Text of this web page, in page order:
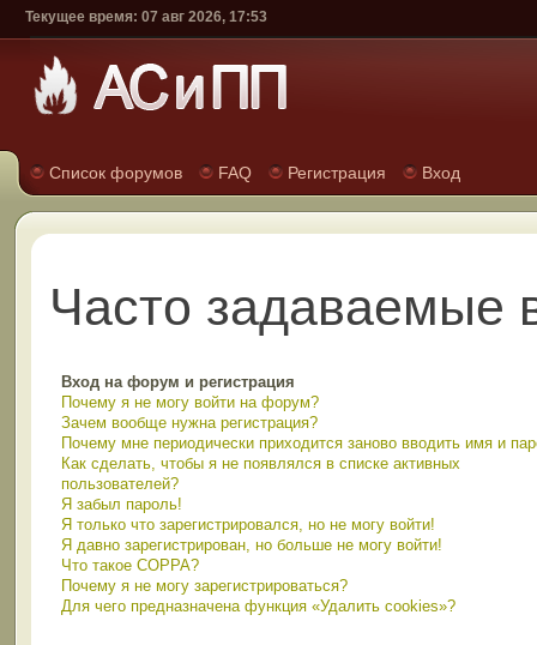
Текущее время: 07 авг 2026, 17:53
Список форумов FAQ Регистрация Вход
Часто задаваемые
Вход на форум и регистрация
Почему я не могу войти на форум?
Зачем вообще нужна регистрация?
Почему мне периодически приходится заново вводить имя и
Как сделать, чтобы я не появлялся в списке активных
пользователей?
Я забыл пароль!
Я только что зарегистрировался, но не могу войти!
Я давно зарегистрирован, но больше не могу войти!
Что такое COPPA?
Почему я не могу зарегистрироваться?
Для чего предназначена функция «Удалить cookies»?